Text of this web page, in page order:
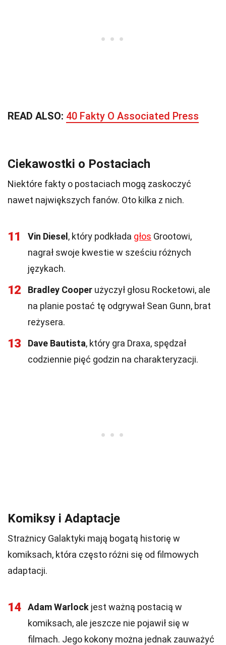
READ ALSO: 40 Fakty O Associated Press
Ciekawostki o Postaciach
Niektóre fakty o postaciach mogą zaskoczyć
nawet największych fanów. Oto kilka z nich.
11 Vin Diesel , który podkłada głos Grootowi,
nagrał swoje kwestie w sześciu różnych
językach.
12 Bradley Cooper użyczył głosu Rocketowi, ale
na planie postać tę odgrywał Sean Gunn, brat
reżysera.
13 Dave Bautista, który gra Draxa, spędzał
codziennie pięć godzin na charakteryzacji.
Komiksy i Adaptacje
Strażnicy Galaktyki mają bogatą historię w
komiksach, która często różni się od filmowych
adaptacji.
14 Adam Warlock jest ważną postacią w
komiksach, ale jeszcze nie pojawił się w
filmach. Jego kokony można jednak zauważyć